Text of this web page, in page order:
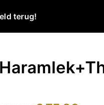
terug!